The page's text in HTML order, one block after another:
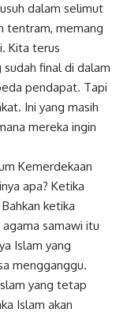
dalam selimut
tentram, memang
Kita terus
sudah final di dalam
pendapat. Tapi
Ini yang masih
mereka ingin
Kemerdekaan
apa? Ketika
ketika
samawi itu
Islam yang
mengganggu.
yang tetap
Islam akan